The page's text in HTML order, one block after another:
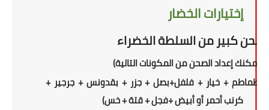
إختيارات الخضار
صحن كبير من السلطة الخضراء
يمكنك إعداد الصحن من المكونات التالية)
(طماطم + خيار + فلفل+بصل + جزر + بقدونس + جرجير +
كرنب أحمر أو أبيض +فجل + قتة + خس)